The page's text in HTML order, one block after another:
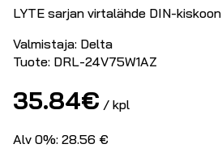
LYTE sarjan virtalähde DIN-kiskoon
Valmistaja: Delta
Tuote: DRL-24V75W1AZ
35.84€ / kpl
Alv 0%: 28.56 €